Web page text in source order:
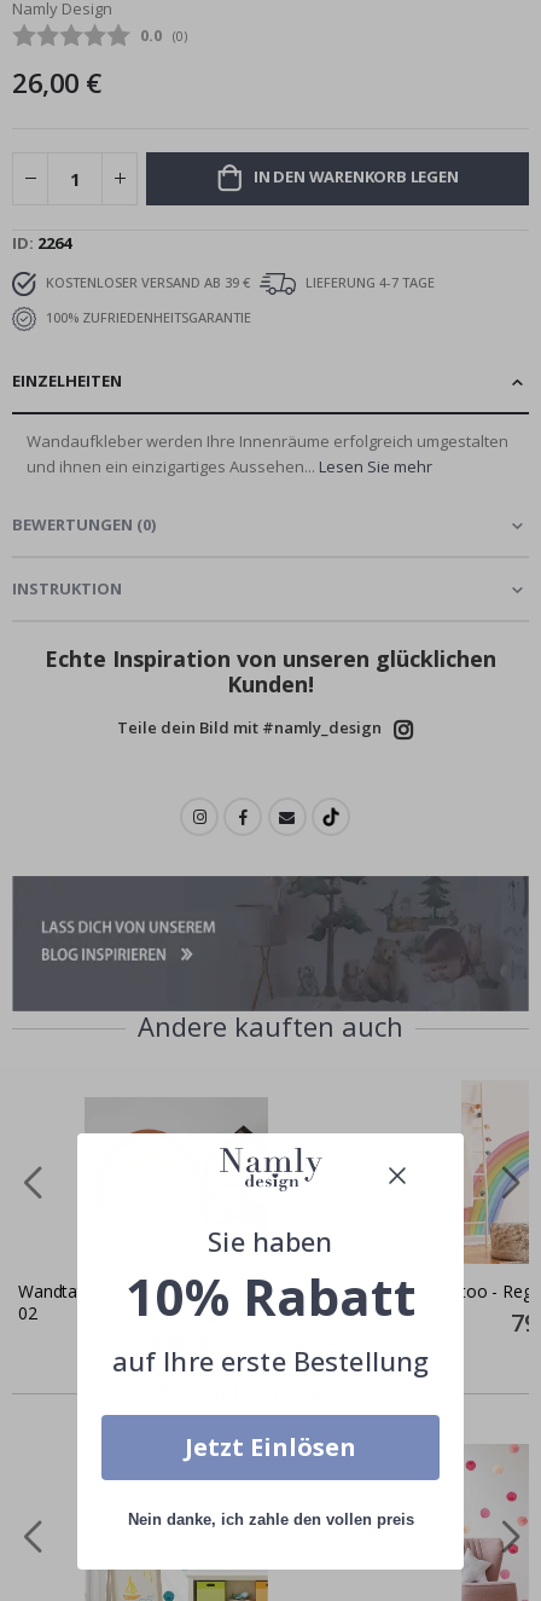
Bildgalerie
springen
Namly Design
Durchschnittliche Bewertung:
0.0 (abgegebene bewertungen:
0)
26,00 €
IN DEN WARENKORB LEGEN
ID 2264
KOSTENLOSER VERSAND AB 39 €
LIEFERUNG 4-7 TAGE
100% ZUFRIEDENHEITSGARANTIE
EINZELHEITEN
Wandaufkleber werden Ihre Innenräume erfolgreich umgestalten
und ihnen ein einzigartiges Aussehen... Lesen Sie mehr
BEWERTUNGEN (0)
INSTRUKTION
Echte Inspiration von unseren glücklichen
Kunden!
Teile dein Bild mit #namly_design
Andere kauften auch
Wandtattoo - Regenbogen / Braun /
02
Price37,00 €
Wandtattoo -
Sie haben
10% Rabatt
auf Ihre erste Bestellung
Jetzt Einlösen
Nein danke, ich zahle den vollen preis